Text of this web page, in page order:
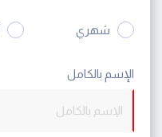
شهري
الإسم بالكامل